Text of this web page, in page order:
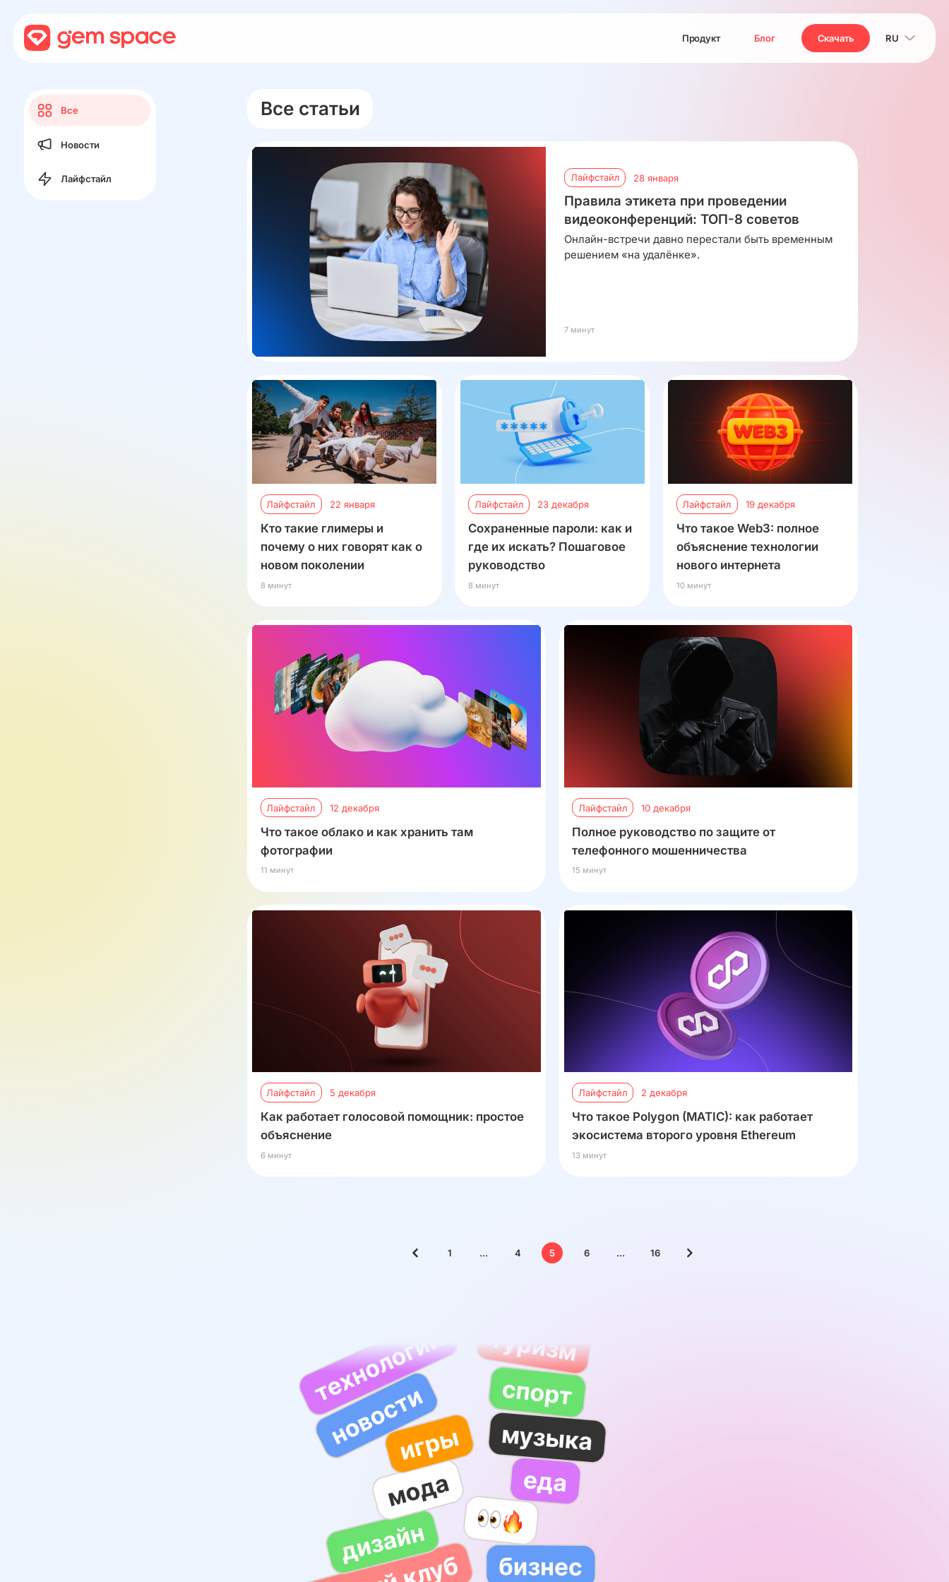
Продукт Блог Скачать RU
Все
Новости
Лайфстайл
Все статьи
Лайфстайл 28 января
Правила этикета при проведении
видеоконференций: ТОП-8 советов
Онлайн-встречи давно перестали быть временным
решением «на удалёнке».
7 минут
Лайфстайл 22 января
Кто такие глимеры и
почему о них говорят как о
новом поколении
8 минут
Лайфстайл 23 декабря
Сохраненные пароли: как и
где их искать? Пошаговое
руководство
8 минут
Лайфстайл 19 декабря
Что такое Web3: полное
объяснение технологии
нового интернета
10 минут
Лайфстайл 12 декабря
Что такое облако и как хранить там
фотографии
11 минут
Лайфстайл 10 декабря
Полное руководство по защите от
телефонного мошенничества
15 минут
Лайфстайл 5 декабря
Как работает голосовой помощник: простое
объяснение
6 минут
Лайфстайл 2 декабря
Что такое Polygon (MATIC): как работает
экосистема второго уровня Ethereum
13 минут
1 ... 4 5 6 ... 16